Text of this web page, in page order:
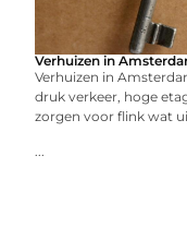
Verhuizen in
Verhuizen in
druk verkeer, hoge
zorgen voor flink wat
...